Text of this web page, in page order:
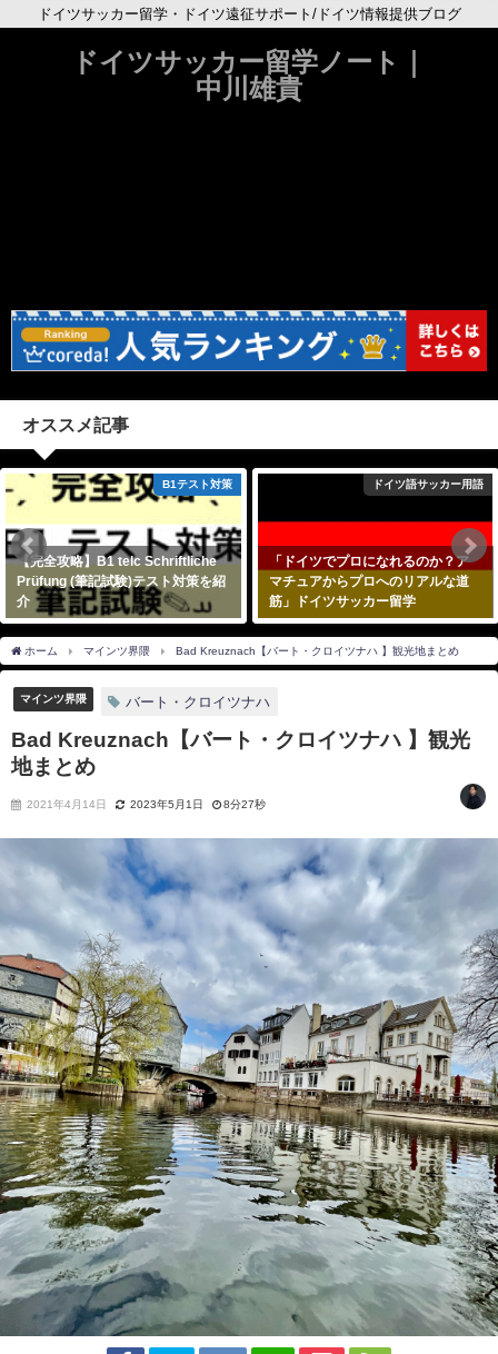
ドイツサッカー留学・ドイツ遠征サポート/ドイツ情報提供ブログ
ドイツサッカー留学ノート｜
中川雄貴
オススメ記事
B1テスト対策
【完全攻略】B1 telc Schriftliche
Prüfung (筆記試験)テスト対策を紹
介
ドイツ語サッカー用語
「ドイツでプロになれるのか？ア
マチュアからプロへのリアルな道
筋」ドイツサッカー留学
ホーム マインツ界隈 Bad Kreuznach【バート・クロイツナハ 】観光地まとめ
マインツ界隈 バート・クロイツナハ
Bad Kreuznach【バート・クロイツナハ 】観光
地まとめ
2021年4月14日 2023年5月1日 8分27秒